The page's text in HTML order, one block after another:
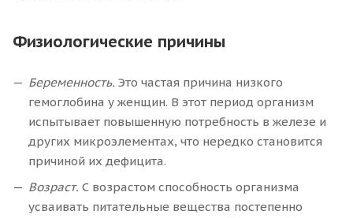
Физиологические причины
Беременность. Это частая причина низкого
гемоглобина у женщин. В этот период организм
испытывает повышенную потребность в железе и
других микроэлементах, что нередко становится
причиной их дефицита.
Возраст. С возрастом способность организма
усваивать питательные вещества постепенно